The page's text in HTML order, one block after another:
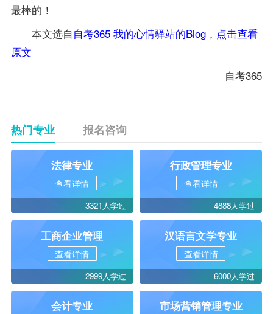
最棒的！
本文选自自考365 我的心情驿站的Blog， 点击查看
原文
自考365
热门专业 报名咨询
法律专业
查看详情
3321人学过
行政管理专业
查看详情
4888人学过
工商企业管理
查看详情
2999人学过
汉语言文学专业
查看详情
6000人学过
会计专业 市场营销管理专业